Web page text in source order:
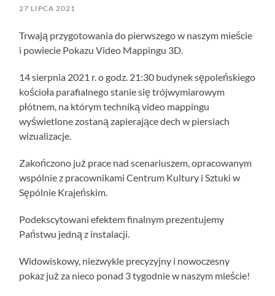
27 LIPCA 2021
Trwają przygotowania do pierwszego w naszym mieście
i powiecie Pokazu Video Mappingu 3D.
14 sierpnia 2021 r. o godz. 21:30 budynek sępoleńskiego
kościoła parafialnego stanie się trójwymiarowym
płótnem, na którym techniką video mappingu
wyświetlone zostaną zapierające dech w piersiach
wizualizacje.
Zakończono już prace nad scenariuszem, opracowanym
wspólnie z pracownikami Centrum Kultury i Sztuki w
Sępólnie Krajeńskim.
Podekscytowani efektem finalnym prezentujemy
Państwu jedną z instalacji.
Widowiskowy, niezwykle precyzyjny i nowoczesny
pokaz już za nieco ponad 3 tygodnie w naszym mieście!